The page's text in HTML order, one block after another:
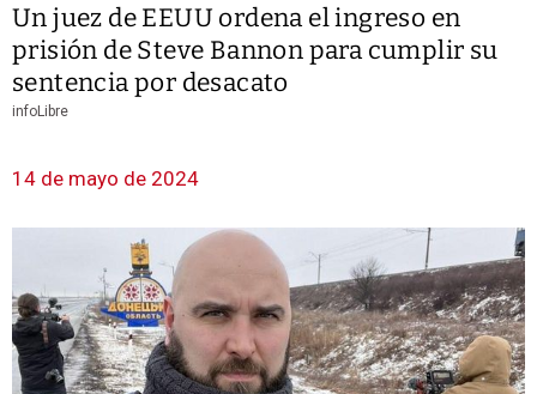
Un juez de EEUU ordena el ingreso en
prisión de Steve Bannon para cumplir su
sentencia por desacato
infoLibre
14 de mayo de 2024